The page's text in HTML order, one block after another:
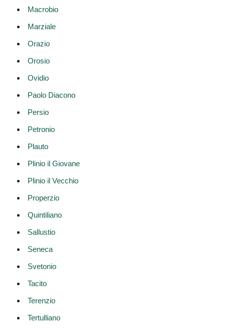
Macrobio
Marziale
Orazio
Orosio
Ovidio
Paolo Diacono
Persio
Petronio
Plauto
Plinio il Giovane
Plinio il Vecchio
Properzio
Quintiliano
Sallustio
Seneca
Svetonio
Tacito
Terenzio
Tertulliano